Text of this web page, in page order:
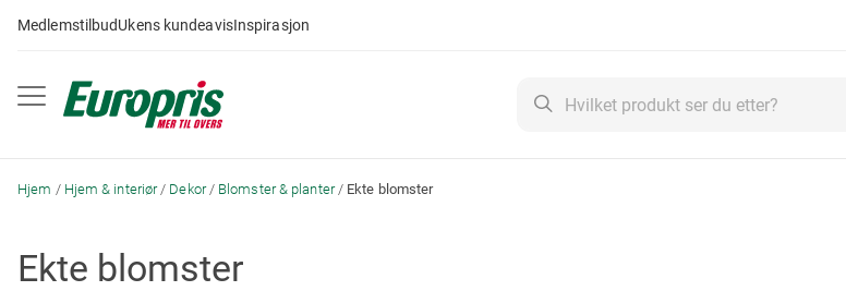
til
MedlemstilbudUkens kundeavisInspirasjon
Hjem Hjem & interiør Dekor Blomster & planter Ekte blomster
Ekte blomster